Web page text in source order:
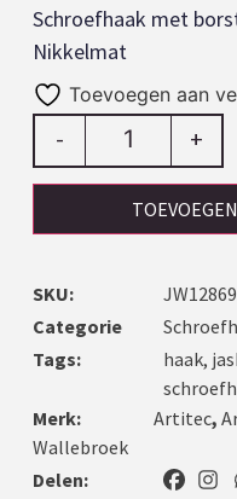
Schroefhaak met
Nikkelmat
Toevoegen aan
- +
SKU:
Categorie
Tags:
haak,
Merk:
Artitec,
Wallebroek
Delen: